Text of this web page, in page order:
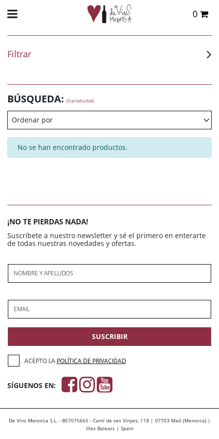
0
Filtrar
BÚSQUEDA: (0 productos)
Ordenar por
No se han encontrado productos.
¡NO TE PIERDAS NADA!
Suscríbete a nuestro newsletter y sé el primero en enterarte
de todas nuestras novedades y ofertas.
NOMBRE Y APELLIDOS
EMAIL
SUSCRIBIR
ACEPTO LA POLÍTICA DE PRIVACIDAD
SÍGUENOS EN:
De Vins Menorca S.L. - B57075665 - Camí de ses Vinyes, 118 | 07703 Maó (Menorca) |
Illes Balears | Spain